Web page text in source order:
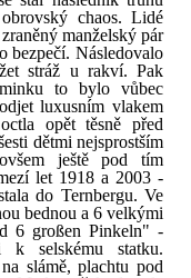
chaos. Lidé
manželský pár
bezpečí. Následovalo
stráž u rakví. Pak
to bylo vůbec
luxusním vlakem
opět těsně před
dětmi nejsprostším
ještě pod tím
let 1918 a 2003 -
do Ternbergu. Ve
bednou a 6 velkými
6 großen Pinkeln" -
k selskému statku.
slámě, plachtu pod